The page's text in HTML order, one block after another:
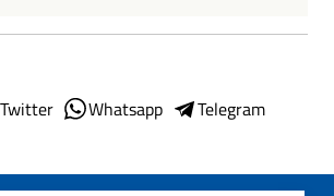
Twitter Whatsapp
Telegram